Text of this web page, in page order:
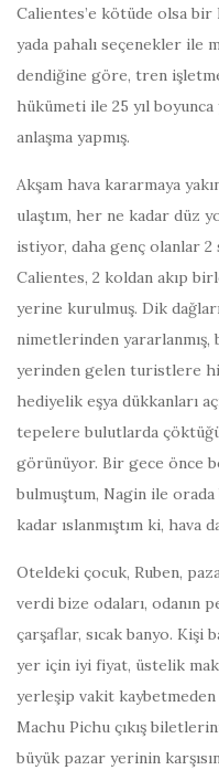
Calientes’e kötüde olsa bir
yada pahalı seçenekler ile
dendiğine göre, tren
hükümeti ile 25 yıl
anlaşma yapmış.
Akşam hava kararmaya
ulaştım, her ne kadar düz
istiyor, daha genç olanlar 2
Calientes, 2 koldan akıp
yerine kurulmuş. Dik
nimetlerinden yararlanmış,
yerinden gelen turistlere
hediyelik eşya dükkanları
tepelere bulutlarda
görünüyor. Bir gece önce
bulmuştum, Nagin ile
kadar ıslanmıştım ki, hava
Oteldeki çocuk, Ruben,
verdi bize odaları, odanın
çarşaflar, sıcak banyo. Kişi
yer için iyi fiyat, üstelik
yerleşip vakit kaybetmeden
Machu Pichu çıkış
büyük pazar yerinin